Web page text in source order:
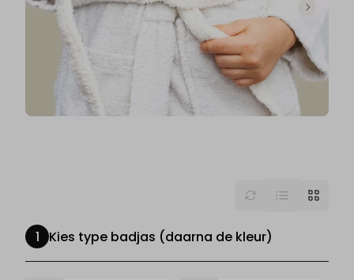
Kies type badjas (daarna de kleur)
Reset List Grid